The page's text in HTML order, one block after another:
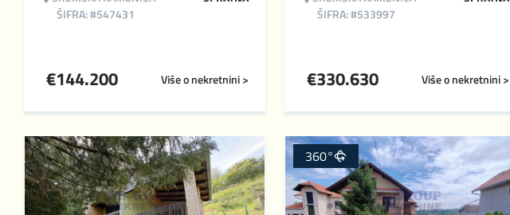
ŠIFRA: #547431
Više o nekretnini >
€144.200
ŠIFRA: #533997
Više o nekretnini >
€330.630
360°